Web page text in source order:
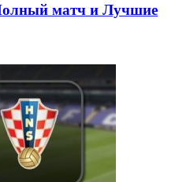
матч и Лучшие